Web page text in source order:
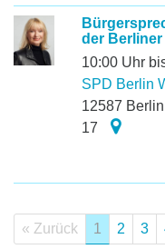
der Berliner
10:00 Uhr
SPD Berlin
12587
17
« Zurück 1 2 3